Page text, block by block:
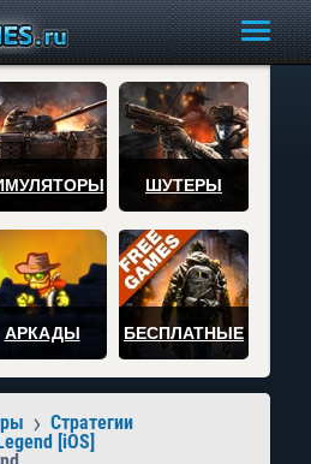
ШУТЕРЫ
АРКАДЫ БЕСПЛАТНЫЕ
Стратегии
[iOS]